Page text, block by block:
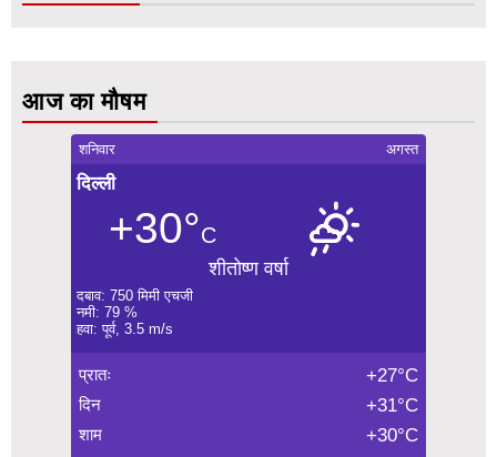
आज का मौषम
शनिवार अगस्त
दिल्ली
+30°C
शीतोष्ण वर्षा
दबाव: 750 मिमी एचजी
नमी: 79 %
हवा: पूर्व, 3.5 m/s
प्रातः +27°C
दिन +31°C
शाम +30°C